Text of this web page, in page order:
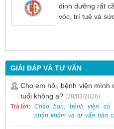
dinh dưỡng rất
vóc, trí tuệ và
GIẢI ĐÁP VÀ TƯ VẤN
Cho em hỏi, bệnh viện mình
tuổi không ạ? (28/03/2026)
Trả lời:
Chào bạn, bệnh viện có
nhận khám và tư vấn bàn
bẹt cho trẻ em, bao gồm cả